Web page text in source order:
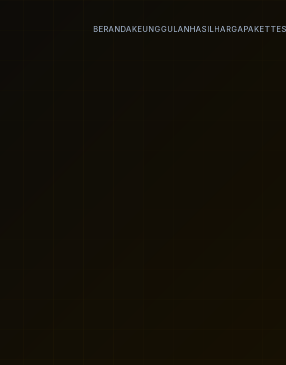
BERANDAKEUNGGULANHASILHARGAPAKET